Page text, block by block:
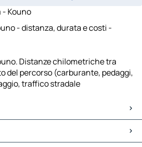
- Kouno
- distanza, durata e costi -
Distanze chilometriche tra
del percorso (carburante, pedaggi,
traffico stradale